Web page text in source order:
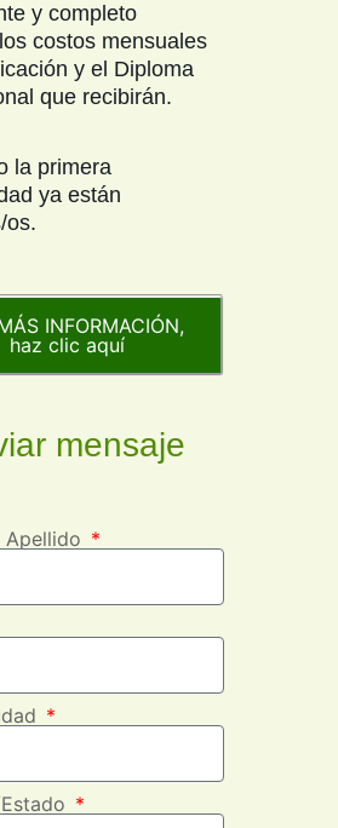
y completo
costos mensuales
y el Diploma
que recibirán.
la primera
ya están
os.
INFORMACIÓN,
haz clic aquí
mensaje
Apellido